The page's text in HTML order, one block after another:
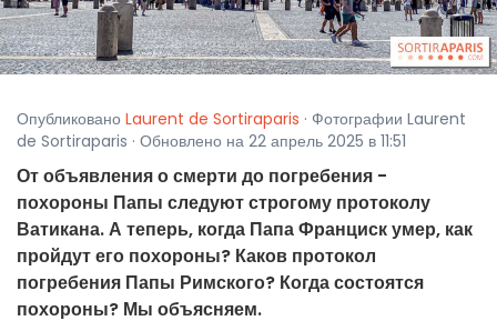
Опубликовано Laurent de Sortiraparis · Фотографии Laurent
de Sortiraparis · Обновлено на 22 апрель 2025 в 11:51
От объявления о смерти до погребения -
похороны Папы следуют строгому протоколу
Ватикана. А теперь, когда Папа Франциск умер, как
пройдут его похороны? Каков протокол
погребения Папы Римского? Когда состоятся
похороны? Мы объясняем.